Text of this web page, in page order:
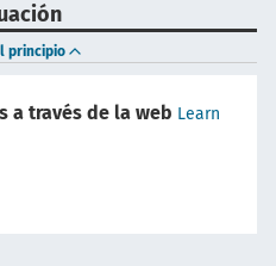
principio
a través de la web Learn